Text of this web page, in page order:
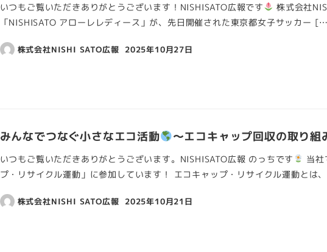
いつもご覧いただきありがとうございます！NISHISATO広報です
株式会社
「NISHISATO アローレレディース」が、先日開催された東京都女子サッカー
株式会社NISHI SATO広報 2025年10月27日
みんなでつなぐ小さなエコ活動 ～エコキャップ回収の取り組
いつもご覧いただきありがとうございます。NISHISATO広報 のっちです
当
プ・リサイクル運動」に参加しています！ エコキャップ・リサイクル運動と
株式会社NISHI SATO広報 2025年10月21日